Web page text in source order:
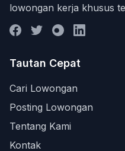
lowongan kerja khusus
Tautan Cepat
Cari Lowongan
Posting Lowongan
Tentang Kami
Kontak